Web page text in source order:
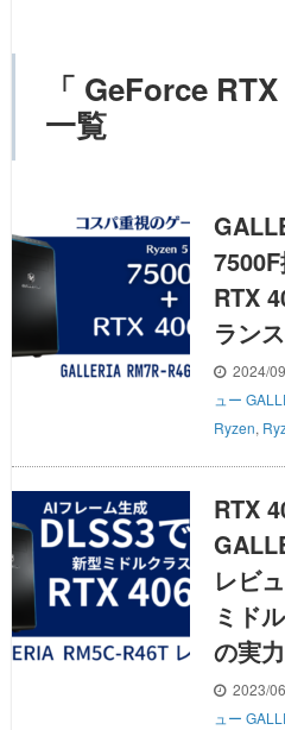
「 GeForce RTX
一覧
7500F
RTX
ラン
2024/
ュー
Ryzen,
RTX
レビ
ミド
の実
2023/
ュー